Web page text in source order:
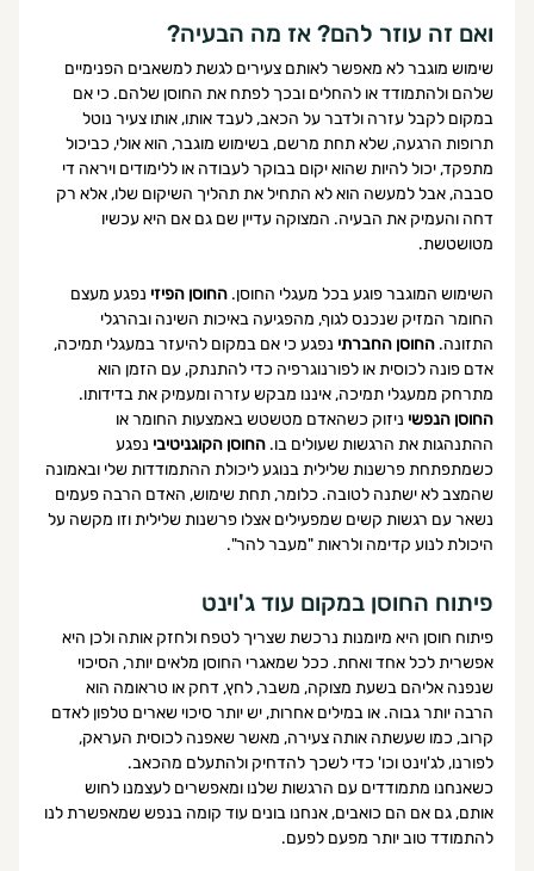
ואם זה עוזר להם? אז מה הבעיה?
שימוש מוגבר לא מאפשר לאותם צעירים לגשת למשאבים הפנימיים
שלהם ולהתמודד או להחלים ובכך לפתח את החוסן שלהם. כי אם
במקום לקבל עזרה ולדבר על הכאב, לעבד אותו, אותו צעיר נוטל
תרופות הרגעה, שלא תחת מרשם, בשימוש מוגבר, הוא אולי, כביכול
מתפקד, יכול להיות שהוא יקום בבוקר לעבודה או ללימודים ויראה די
סבבה, אבל למעשה הוא לא התחיל את תהליך השיקום שלו, אלא רק
דחה והעמיק את הבעיה. המצוקה עדיין שם גם אם היא עכשיו
מטושטשת.
השימוש המוגבר פוגע בכל מעגלי החוסן. החוסן הפיזי נפגע מעצם
החומר המזיק שנכנס לגוף, מהפגיעה באיכות השינה ובהרגלי
התזונה. החוסן החברתי נפגע כי אם במקום להיעזר במעגלי תמיכה,
אדם פונה לכוסית או לפורנוגרפיה כדי להתנתק, עם הזמן הוא
מתרחק ממעגלי תמיכה, איננו מבקש עזרה ומעמיק את בדידותו.
החוסן הנפשי ניזוק כשהאדם מטשטש באמצעות החומר או
ההתנהגות את הרגשות שעולים בו. החוסן הקוגניטיבי נפגע
כשמתפתחת פרשנות שלילית בנוגע ליכולת ההתמודדות שלי ובאמונה
שהמצב לא ישתנה לטובה. כלומר, תחת שימוש, האדם הרבה פעמים
נשאר עם רגשות קשים שמפעילים אצלו פרשנות שלילית וזו מקשה על
היכולת לנוע קדימה ולראות "מעבר להר".
פיתוח החוסן במקום עוד ג'וינט
פיתוח חוסן היא מיומנות נרכשת שצריך לטפח ולחזק אותה ולכן היא
אפשרית לכל אחד ואחת. ככל שמאגרי החוסן מלאים יותר, הסיכוי
שנפנה אליהם בשעת מצוקה, משבר, לחץ, דחק או טראומה הוא
הרבה יותר גבוה. או במילים אחרות, יש יותר סיכוי שארים טלפון לאדם
קרוב, כמו שעשתה אותה צעירה, מאשר שאפנה לכוסית העראק,
לפורנו, לג'וינט וכו' כדי לשכך להדחיק ולהתעלם מהכאב.
כשאנחנו מתמודדים עם הרגשות שלנו ומאפשרים לעצמנו לחוש
אותם, גם אם הם כואבים, אנחנו בונים עוד קומה בנפש שמאפשרת לנו
להתמודד טוב יותר מפעם לפעם.